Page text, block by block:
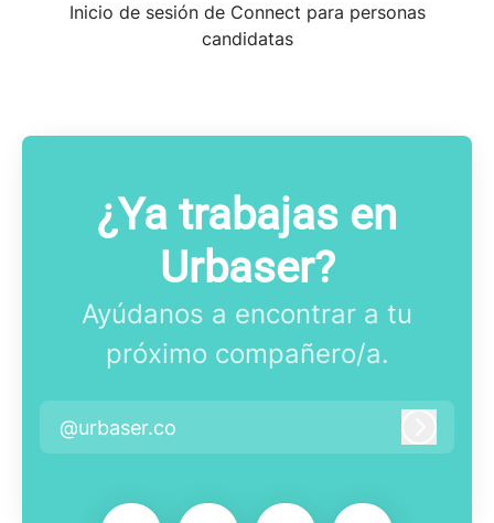
Inicio de sesión de Connect para personas
candidatas
¿Ya trabajas en
Urbaser?
Ayúdanos a encontrar a tu
próximo compañero/a.
@urbaser.co